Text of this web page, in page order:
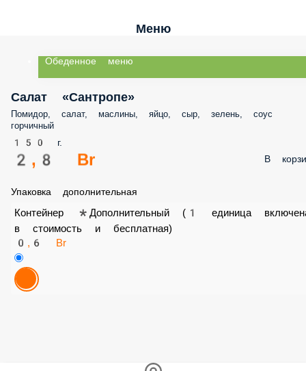
Меню
Обеденное меню
Салат «Сантропе»
Помидор, салат, маслины, яйцо, сыр, зелень, соус горчичный
150 г.
2,8 Br
Контейнер *Дополнительный (1 единица включена в
стоимость и бесплатная)
0,6 Br